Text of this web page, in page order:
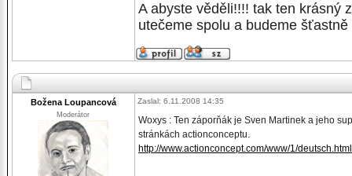
A abyste věděli!!!! tak ten krásný
utečeme spolu a budeme
Božena Loupancová
Moderátor
Zaslal: 6.11.2008 14:35
Woxys : Ten záporňák je Sven Martinek a jeho
stránkách actionconceptu.
http://www.actionconcept.com/www/1/deutsch.html